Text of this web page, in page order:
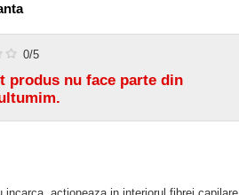
0/5
produs nu face parte din